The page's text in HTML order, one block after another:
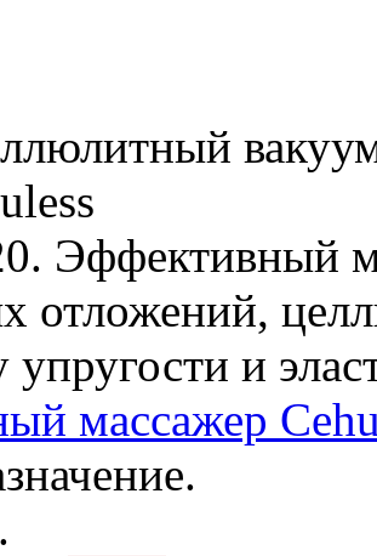
Эффективный
отложений,
упругости и
массажер